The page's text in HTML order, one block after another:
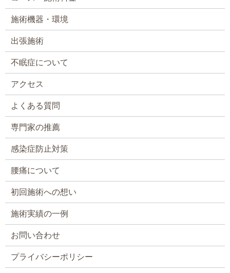
施術機器・環境
出張施術
不眠症について
アクセス
よくある質問
専門家の推薦
感染症防止対策
腰痛について
初回施術への想い
施術実績の一例
お問い合わせ
プライバシーポリシー